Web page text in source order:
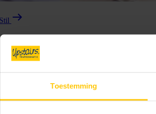
Toestemming